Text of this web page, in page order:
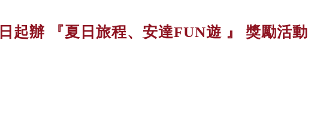
起辦 『夏日旅程、安達FUN遊 』 獎勵活動